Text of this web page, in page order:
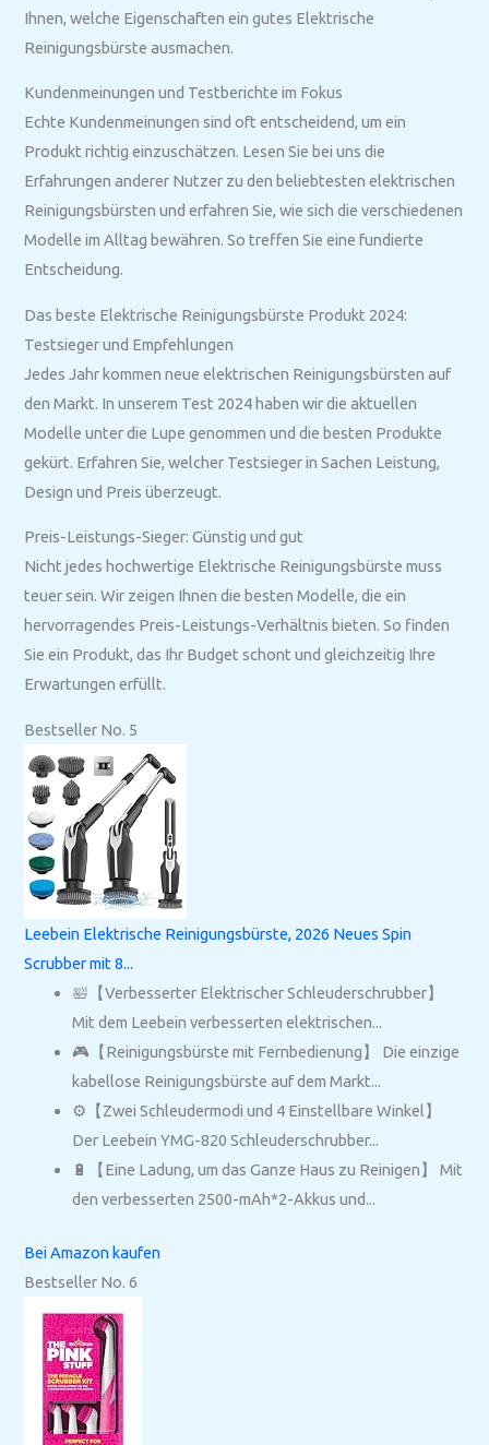
Ihnen, welche Eigenschaften ein gutes Elektrische
Reinigungsbürste ausmachen.
Kundenmeinungen und Testberichte im Fokus
Echte Kundenmeinungen sind oft entscheidend, um ein
Produkt richtig einzuschätzen. Lesen Sie bei uns die
Erfahrungen anderer Nutzer zu den beliebtesten elektrischen
Reinigungsbürsten und erfahren Sie, wie sich die verschiedenen
Modelle im Alltag bewähren. So treffen Sie eine fundierte
Entscheidung.
Das beste Elektrische Reinigungsbürste Produkt 2024:
Testsieger und Empfehlungen
Jedes Jahr kommen neue elektrischen Reinigungsbürsten auf
den Markt. In unserem Test 2024 haben wir die aktuellen
Modelle unter die Lupe genommen und die besten Produkte
gekürt. Erfahren Sie, welcher Testsieger in Sachen Leistung,
Design und Preis überzeugt.
Preis-Leistungs-Sieger: Günstig und gut
Nicht jedes hochwertige Elektrische Reinigungsbürste muss
teuer sein. Wir zeigen Ihnen die besten Modelle, die ein
hervorragendes Preis-Leistungs-Verhältnis bieten. So finden
Sie ein Produkt, das Ihr Budget schont und gleichzeitig Ihre
Erwartungen erfüllt.
Bestseller No. 5
Leebein Elektrische Reinigungsbürste, 2026 Neues Spin
Scrubber mit 8...
🛀【Verbesserter Elektrischer Schleuderschrubber】
Mit dem Leebein verbesserten elektrischen...
🎮【Reinigungsbürste mit Fernbedienung】 Die einzige
kabellose Reinigungsbürste auf dem Markt...
⚙️【Zwei Schleudermodi und 4 Einstellbare Winkel】
Der Leebein YMG-820 Schleuderschrubber...
🔋【Eine Ladung, um das Ganze Haus zu Reinigen】 Mit
den verbesserten 2500-mAh*2-Akkus und...
Bei Amazon kaufen
Bestseller No. 6